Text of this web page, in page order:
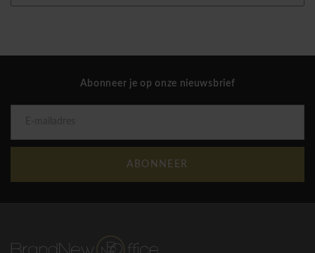
Abonneer je op onze nieuwsbrief
ABONNEER